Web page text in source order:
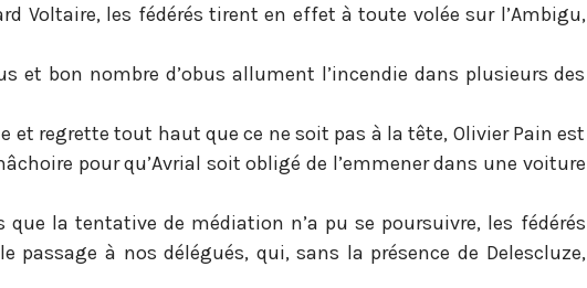
Voltaire, les fédérés tirent en effet à toute volée sur l’Ambigu,
et bon nombre d’obus allument l’incendie dans plusieurs des
regrette tout haut que ce ne soit pas à la tête, Olivier Pain est
pour qu’Avrial soit obligé de l’emmener dans une voiture
la tentative de médiation n’a pu se poursuivre, les fédérés
à nos délégués, qui, sans la présence de Delescluze,